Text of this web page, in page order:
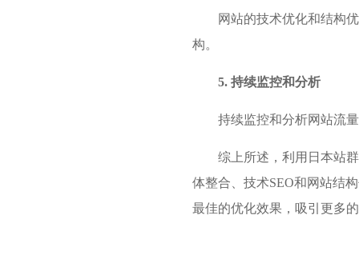
网站的技术优化和结构
构。
5. 持续监控和分析
持续监控和分析网站流
综上所述，利用日本站
体整合、技术SEO和网站结
最佳的优化效果，吸引更多